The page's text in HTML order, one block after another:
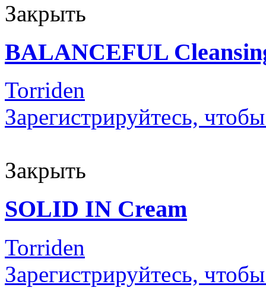
Закрыть
BALANCEFUL
Torriden
Зарегистрируйтесь,
Закрыть
SOLID IN Cream
Torriden
Зарегистрируйтесь,